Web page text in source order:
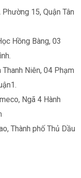
15, Quận Tân
Hồng Bàng, 03
Niên, 04 Phạm
Ngã 4 Hành
Thành phố Thủ Dầu